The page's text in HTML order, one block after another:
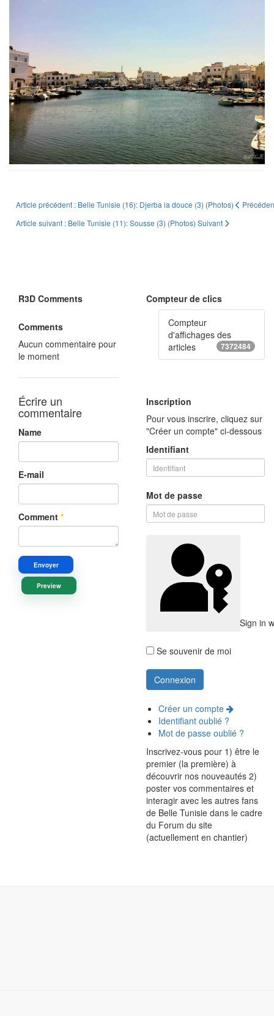
Article précédent : Belle Tunisie (16): Djerba la douce (3) (Photos)
Article suivant : Belle Tunisie (11): Sousse (3) (Photos) Suivant
R3D Comments
Comments
Aucun commentaire pour
le moment
Écrire un
commentaire
Name
E-mail
Comment *
Envoyer
Preview
Compteur de clics
Compteur
d'affichages des
articles
7372484
Inscription
Pour vous inscrire, cliquez sur
"Créer un compte" ci-dessous
Identifiant
Mot de passe
Sign in
Se souvenir de moi
Créer un compte
Identifiant oublié ?
Mot de passe oublié ?
Inscrivez-vous pour 1) être le
premier (la première) à
découvrir nos nouveautés 2)
poster vos commentaires et
interagir avec les autres fans
de Belle Tunisie dans le cadre
du Forum du site
(actuellement en chantier)